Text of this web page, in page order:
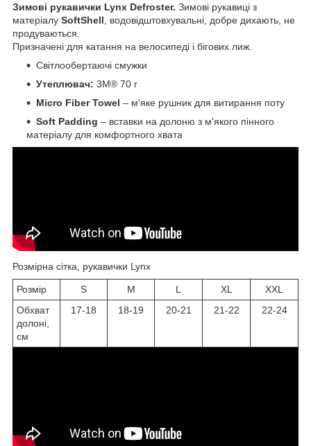
Зимові рукавички Lynx Defroster. Зимові рукавиці з
матеріалу SoftShell , водовідштовхувальні, добре дихають, не
продуваються.
Призначені для катання на велосипеді і бігових лиж.
Світлообертаючі смужки
Утеплювач: 3M® 70 г
Micro Fiber Towel – м'яке рушник для витирання поту
Soft Padding – вставки на долоню з м'якого пінного
матеріалу для комфортного хвата
Розмірна сітка, рукавички Lynx
Розмір S M L XL
XXL
Обхват
долоні,
см
17-18 18-19 20-21 21-22 22-24